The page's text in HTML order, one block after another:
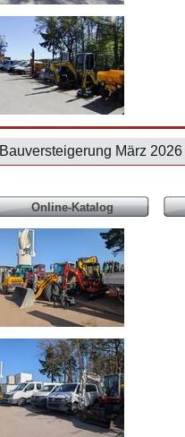
Bauversteigerung März
Online-Katalog